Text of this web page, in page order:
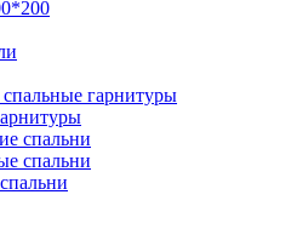
гарнитуры
спальни
спальни